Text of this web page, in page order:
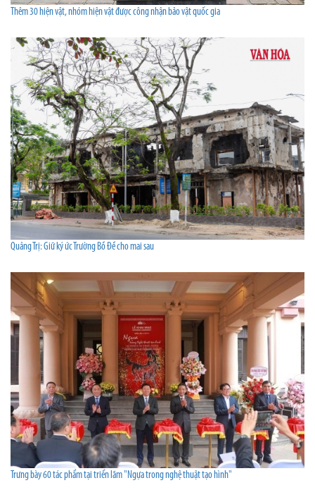
Thêm 30 hiện vật, nhóm hiện vật được công nhận bảo vật quốc gia
Quảng Trị: Giữ ký ức Trường Bồ Đề cho mai sau
Trưng bày 60 tác phẩm tại triển lãm "Ngựa trong nghệ thuật tạo hình"